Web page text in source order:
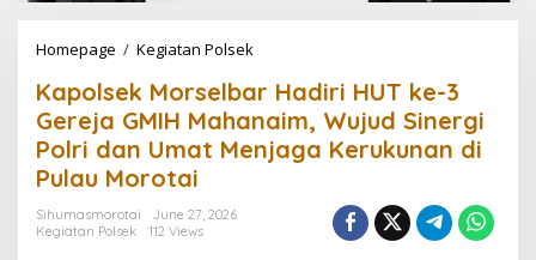
Homepage / Kegiatan Polsek
p
o
l
s
Kapolsek Morselbar Hadiri HUT ke-3
Gereja GMIH Mahanaim, Wujud Sinergi
Polri dan Umat Menjaga Kerukunan di
Pulau Morotai
Sihumasmorotai
June 27, 2026
Kegiatan Polsek
112 Views